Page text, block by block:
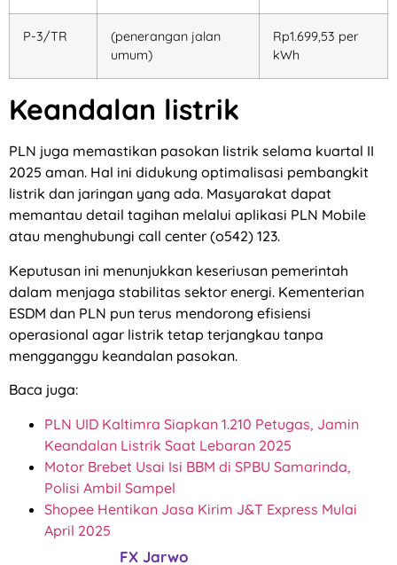
P-3/TR
(penerangan jalan
umum)
Rp1.699,53 per
kWh
Keandalan listrik
PLN juga memastikan pasokan listrik selama kuartal II
2025 aman. Hal ini didukung optimalisasi pembangkit
listrik dan jaringan yang ada. Masyarakat dapat
memantau detail tagihan melalui aplikasi PLN Mobile
atau menghubungi call center (o542) 123.
Keputusan ini menunjukkan keseriusan pemerintah
dalam menjaga stabilitas sektor energi. Kementerian
ESDM dan PLN pun terus mendorong efisiensi
operasional agar listrik tetap terjangkau tanpa
mengganggu keandalan pasokan.
Baca juga:
PLN UID Kaltimra Siapkan 1.210 Petugas, Jamin
Keandalan Listrik Saat Lebaran 2025
Motor Brebet Usai Isi BBM di SPBU Samarinda,
Polisi Ambil Sampel
Shopee Hentikan Jasa Kirim J&T Express Mulai
April 2025
FX Jarwo